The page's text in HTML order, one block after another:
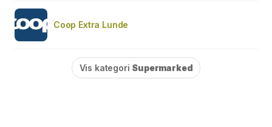
Coop Extra Lunde
Vis kategori Supermarked